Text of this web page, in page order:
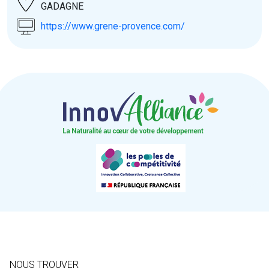
GADAGNE
https://www.grene-provence.com/
NOUS TROUVER